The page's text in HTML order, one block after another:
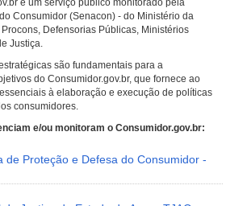
é um serviço público monitorado pela
Consumidor (Senacon) - do Ministério da
Defensorias Públicas, Ministérios
Justiça.
são fundamentais para a
do Consumidor.gov.br, que fornece ao
à elaboração e execução de políticas
consumidores.
e/ou monitoram o Consumidor.gov.br:
de Proteção e Defesa do Consumidor -